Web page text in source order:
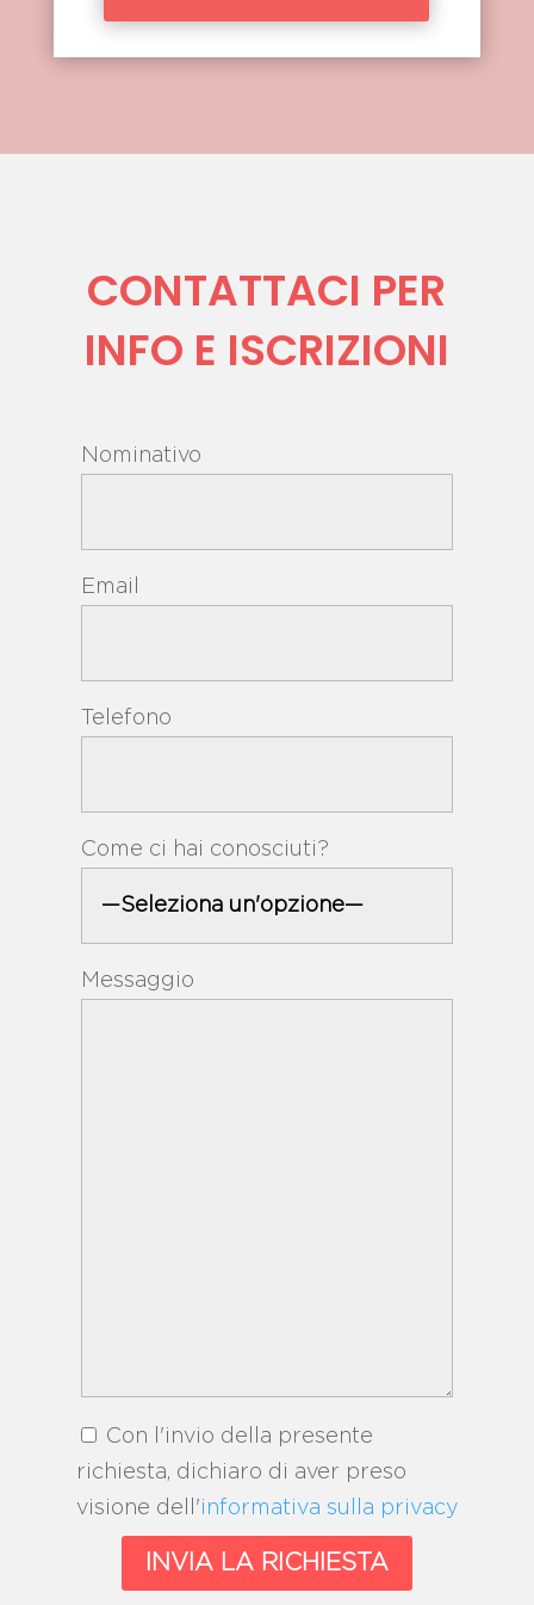
CONTATTACI PER
INFO E ISCRIZIONI
Nominativo
Email
Telefono
Come ci hai conosciuti?
Messaggio
Con l'invio della presente
richiesta, dichiaro di aver preso
visione dell'informativa sulla privacy